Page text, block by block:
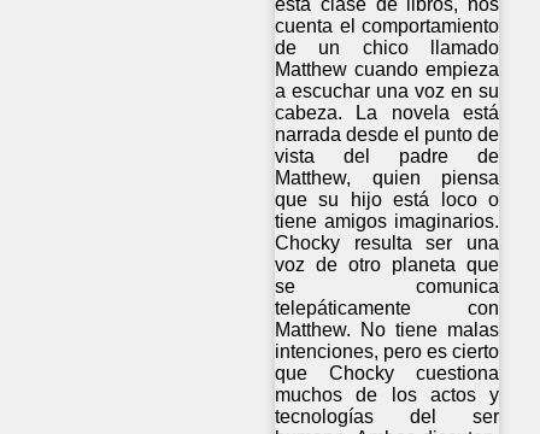
cuenta el comportamiento
de un chico llamado
Matthew cuando empieza
a escuchar una voz en su
cabeza. La novela está
narrada desde el punto de
vista del padre de
Matthew, quien piensa
que su hijo está loco o
tiene amigos imaginarios.
Chocky resulta ser una
voz de otro planeta que
se comunica
telepáticamente con
Matthew. No tiene malas
intenciones, pero es cierto
que Chocky cuestiona
muchos de los actos y
tecnologías del ser